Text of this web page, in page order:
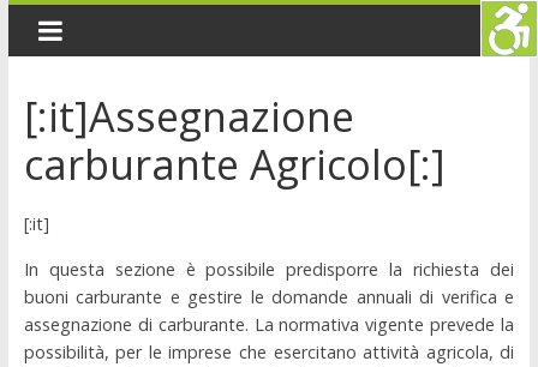
[:it]Assegnazione
carburante Agricolo[:]
[:it]
In questa sezione è possibile predisporre la richiesta dei
buoni carburante e gestire le domande annuali di verifica e
assegnazione di carburante. La normativa vigente prevede la
possibilità, per le imprese che esercitano attività agricola, di